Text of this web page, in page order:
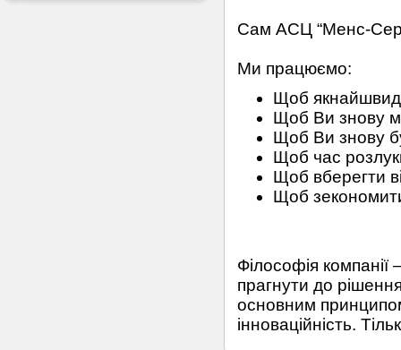
Сам АСЦ “Менс-
Ми працюємо:
Щоб
Щоб Ви знову
Щоб Ви знову
Щоб час
Щоб вберегти
Щоб
Філософія компанії
прагнути до
основним
інноваційність.